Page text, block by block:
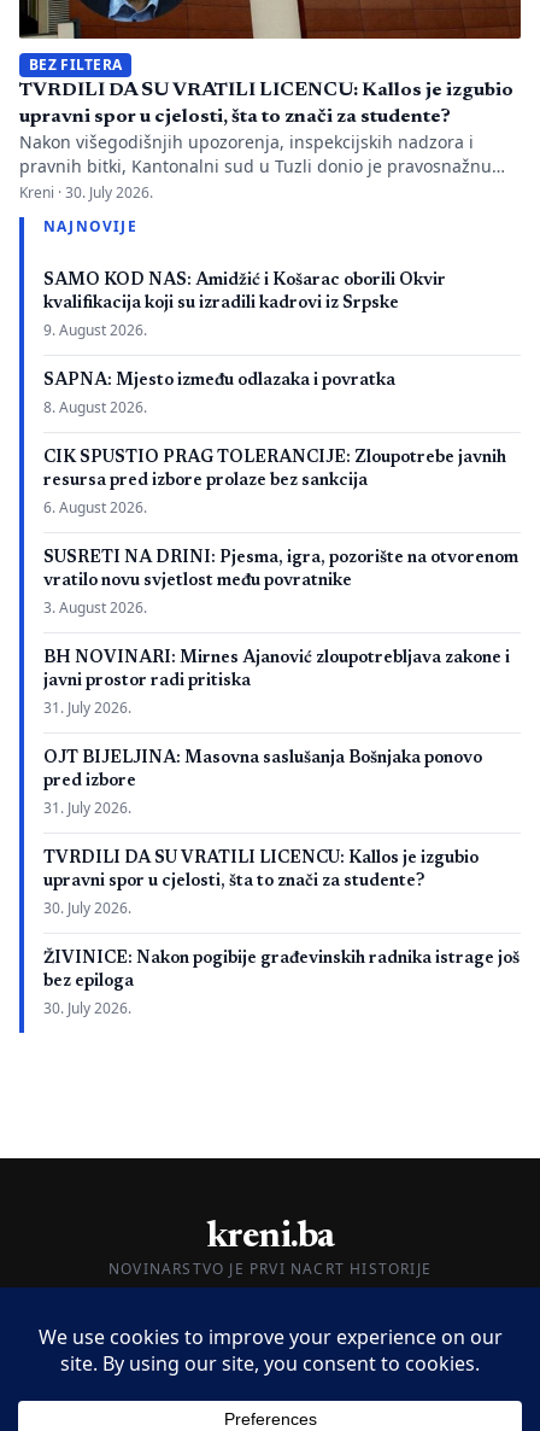
BEZ FILTERA
TVRDILI DA SU VRATILI LICENCU: Kallos je izgubio
upravni spor u cjelosti, šta to znači za studente?
Nakon višegodišnjih upozorenja, inspekcijskih nadzora i
pravnih bitki, Kantonalni sud u Tuzli donio je pravosnažnu
presudu kojom se definitivno potvrđuje trajna zabrana rada
Evropskom univerzitetu „Kallos“. Dok sud konstatuje drastične
manjkavosti u kadru, ključno pitanje ostaje bez odgovora:
bezvrijedne indekse? Odlukom Kantonalnog suda u […]
Kreni ·30. July 2026.
NAJNOVIJE
SAMO KOD NAS: Amidžić i Košarac oborili Okvir
kvalifikacija koji su izradili kadrovi iz Srpske
9. August 2026.
SAPNA: Mjesto između odlazaka i povratka
8. August 2026.
CIK SPUSTIO PRAG TOLERANCIJE: Zloupotrebe javnih
resursa pred izbore prolaze bez sankcija
6. August 2026.
SUSRETI NA DRINI: Pjesma, igra, pozorište na otvorenom
vratilo novu svjetlost među povratnike
3. August 2026.
BH NOVINARI: Mirnes Ajanović zloupotrebljava zakone i
javni prostor radi pritiska
31. July 2026.
OJT BIJELJINA: Masovna saslušanja Bošnjaka ponovo
pred izbore
31. July 2026.
TVRDILI DA SU VRATILI LICENCU: Kallos je izgubio
upravni spor u cjelosti, šta to znači za studente?
30. July 2026.
ŽIVINICE: Nakon pogibije građevinskih radnika istrage još
bez epiloga
30. July 2026.
kreni.ba
NOVINARSTVO JE PRVI NACRT HISTORIJE